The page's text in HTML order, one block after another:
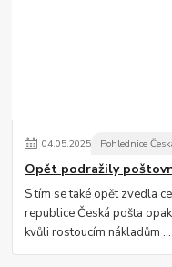
04.05.2025 Pohlednice
Opět podražily
S tím se také opět zvedla
republice Česká pošta
kvůli rostoucím nákladům